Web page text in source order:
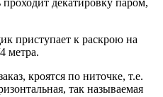
приступает к раскрою на
метра.
кроятся по ниточке, т.е.
так называемая